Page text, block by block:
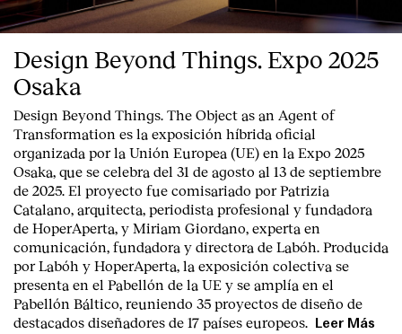
Design Beyond Things. Expo 2025
Osaka
Design Beyond Things. The Object as an Agent of
Transformation es la exposición híbrida oficial
organizada por la Unión Europea (UE) en la Expo 2025
Osaka, que se celebra del 31 de agosto al 13 de septiembre
de 2025. El proyecto fue comisariado porPatrizia
Catalano, arquitecta, periodista profesional y fundadora
de HoperAperta, y Miriam Giordano, experta en
comunicación, fundadora y directora de Labóh. Producida
porLabóh y HoperAperta, la exposición colectiva se
presenta en el Pabellón de la UE y se amplía en el
Pabellón Báltico, reuniendo 35 proyectos de diseño de
destacados diseñadores de 17 países europeos. Leer Más